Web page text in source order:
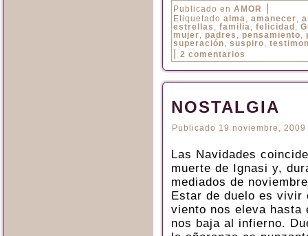
Publicado en AMOR
Etiquetado alma, amanecer,
estrellas , familia, felicidad ,
mujer, padres , pensamiento,
superación, suspiro,
2 comentarios
NOSTALGIA
Publicado 19 noviembre, 2009
Las Navidades
muerte de Ignasi y,
mediados de
Estar de duelo es vivir
viento nos eleva hasta
nos baja al infierno.